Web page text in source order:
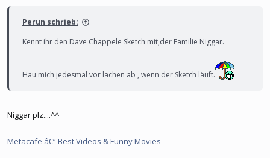
Perun schrieb:
Kennt ihr den Dave Chappele Sketch mit,der Familie Niggar.
Hau mich jedesmal vor lachen ab , wenn der Sketch läuft.
Niggar plz....^^
Metacafe â€“ Best Videos & Funny Movies